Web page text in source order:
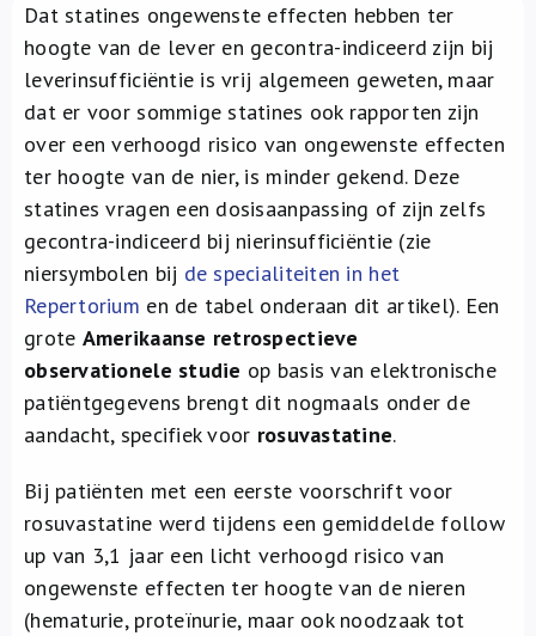
Over ons
Dat statines ongewenste effecten hebben ter
hoogte van de lever en gecontra-indiceerd zijn bij
leverinsufficiëntie is vrij algemeen geweten, maar
dat er voor sommige statines ook rapporten zijn
over een verhoogd risico van ongewenste effecten
ter hoogte van de nier, is minder gekend. Deze
statines vragen een dosisaanpassing of zijn zelfs
gecontra-indiceerd bij nierinsufficiëntie (zie
niersymbolen bij de specialiteiten in het
Repertorium en de tabel onderaan dit artikel). Een
grote Amerikaanse retrospectieve
observationele studie op basis van elektronische
patiëntgegevens brengt dit nogmaals onder de
aandacht, specifiek voor rosuvastatine.
Bij patiënten met een eerste voorschrift voor
rosuvastatine werd tijdens een gemiddelde follow
up van 3,1 jaar een licht verhoogd risico van
ongewenste effecten ter hoogte van de nieren
(hematurie, proteïnurie, maar ook noodzaak tot